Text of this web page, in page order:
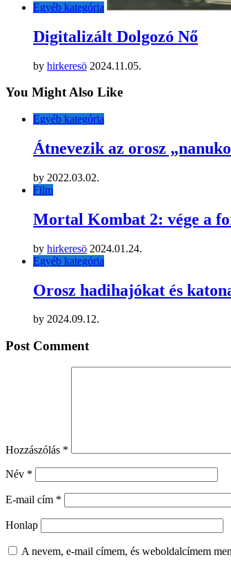
Egyéb kategória
Digitalizált Dolgozó Nő
by hirkeresö 2024.11.05.
You Might Also Like
Egyéb kategória
Átnevezik az orosz
by 2022.03.02.
Film
Mortal Kombat 2: vége a
by hirkeresö 2024.01.24.
Egyéb kategória
Orosz hadihajókat és
by 2024.09.12.
Post Comment
Hozzászólás *
Név *
E-mail cím *
Honlap
A nevem, e-mail címem, és weboldalcímem